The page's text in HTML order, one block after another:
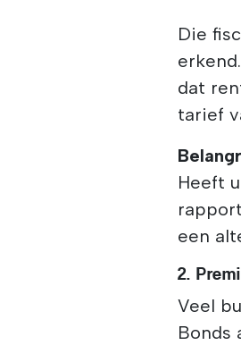
Die
dat
tarief
Heeft
een
2.
Veel
Bonds